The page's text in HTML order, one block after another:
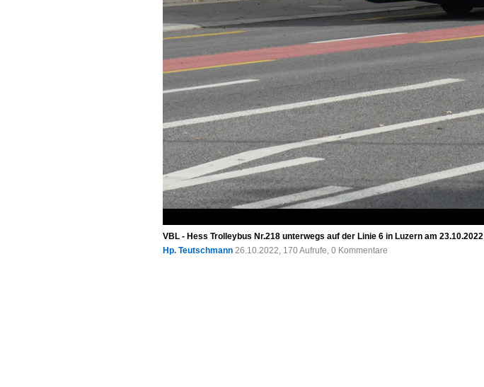
VBL - Hess Trolleybus Nr.218 unterwegs auf der Linie 6 in Luzern am 23.10.2022
Hp. Teutschmann 26.10.2022, 170 Aufrufe, 0 Kommentare